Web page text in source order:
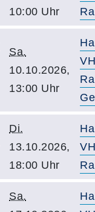
10:00 Uhr
Sa.
10.10.2026,
13:00 Uhr
Di.
13.10.2026,
18:00 Uhr
Sa.